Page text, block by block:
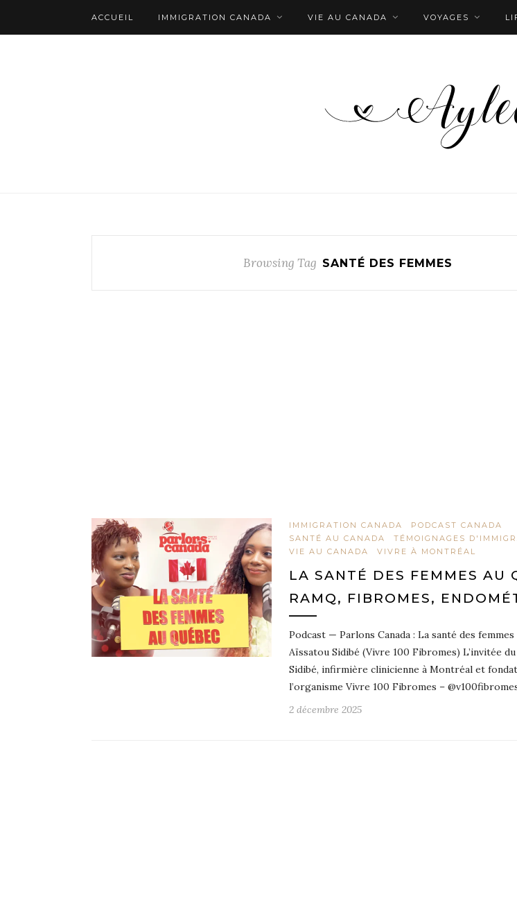
ACCUEIL IMMIGRATION CANADA VIE AU CANADA VOYAGES
Browsing Tag SANTÉ DES FEMMES
IMMIGRATION CANADA
PODCAST CANADA
SANTÉ AU CANADA
TÉMOIGNAGES
VIE AU CANADA
VIVRE À MONTRÉAL
LA SANTÉ DES FEMMES AU
RAMQ, FIBROMES,
Podcast — Parlons Canada : La santé des femmes
Aïssatou Sidibé (Vivre 100 Fibromes) L’invitée
Sidibé, infirmière clinicienne à Montréal et
l’organisme Vivre 100 Fibromes –
2 décembre 2025